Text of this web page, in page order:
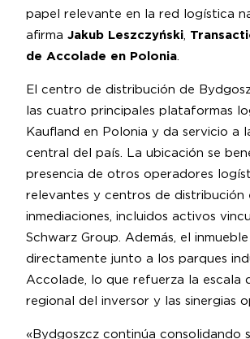
papel relevante en la red logística
afirma Jakub Leszczyński
de Accolade en Polonia
El centro de distribución de
las cuatro principales plataformas
Kaufland en Polonia y da servicio a
central del país. La ubicación se
presencia de otros operadores
relevantes y centros de distribución
inmediaciones, incluidos activos
Schwarz Group. Además, el
directamente junto a los parques
Accolade, lo que refuerza la escala
regional del inversor y las sinergias
«Bydgoszcz continúa consolidando